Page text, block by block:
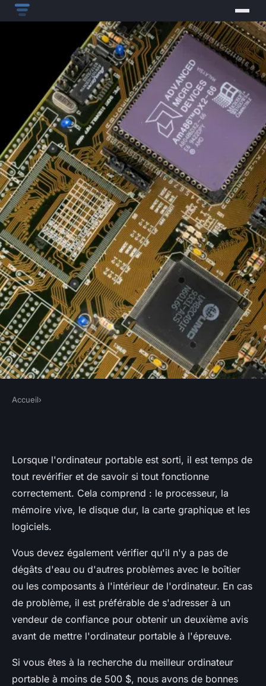
•14 mai 2022•6 min de lecture
Accueil›
Lorsque l'ordinateur portable est sorti, il est temps de
tout revérifier et de savoir si tout fonctionne
correctement. Cela comprend : le processeur, la
mémoire vive, le disque dur, la carte graphique et les
logiciels.
Vous devez également vérifier qu'il n'y a pas de
dégâts d'eau ou d'autres problèmes avec le boîtier
ou les composants à l'intérieur de l'ordinateur. En cas
de problème, il est préférable de s'adresser à un
vendeur de confiance pour obtenir un deuxième avis
avant de mettre l'ordinateur portable à l'épreuve.
Si vous êtes à la recherche du meilleur ordinateur
portable à moins de 500 $, nous avons de bonnes